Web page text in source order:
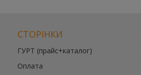
СТОРІНКИ
ГУРТ (прайс+каталог)
Оплата